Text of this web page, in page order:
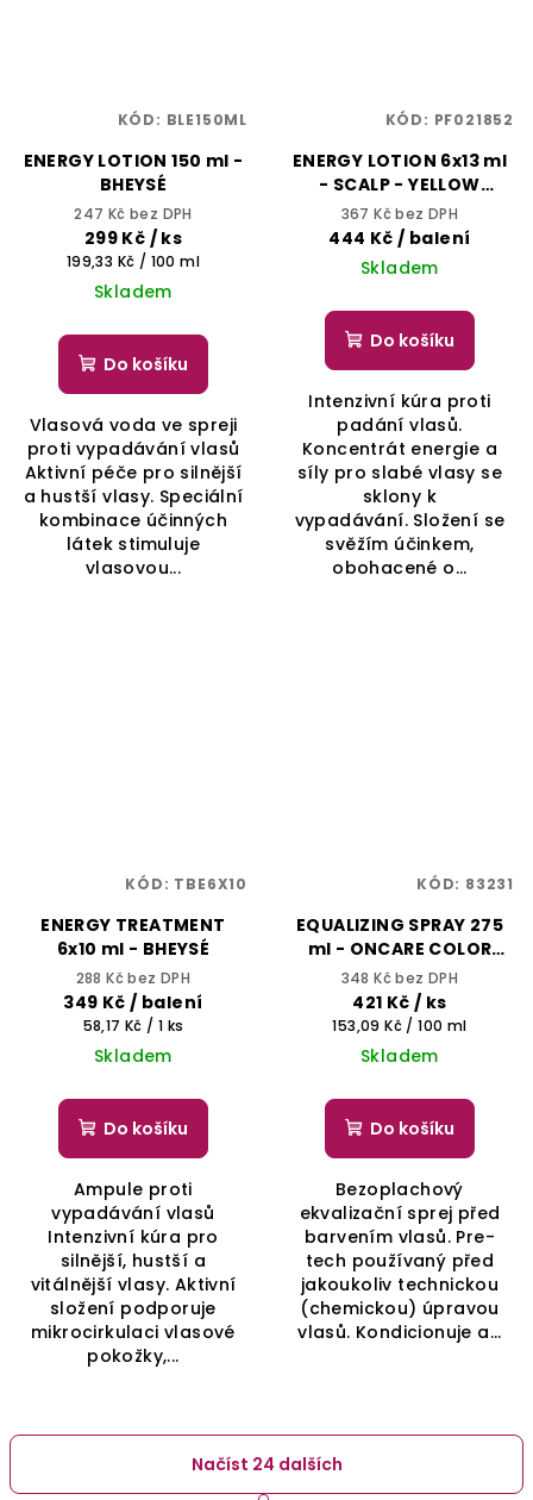
ENERGY LOTION 150 ml -
BHEYSÉ
247 Kč bez DPH
299 Kč / ks
Měrná
cena:
199,33 Kč / 100 ml
Skladem
Do košíku
Vlasová voda ve spreji
proti vypadávání vlasů
Aktivní péče pro silnější
a hustší vlasy. Speciální
kombinace účinných
látek stimuluje
vlasovou...
KÓD: BLE150ML
ENERGY LOTION 6x13 ml
- SCALP - YELLOW
PROFESSIONAL
367 Kč bez DPH
444 Kč / balení
Skladem
Do košíku
Intenzivní kúra proti
padání vlasů.
Koncentrát energie a
síly pro slabé vlasy se
sklony k
vypadávání. Složení se
svěžím účinkem,
obohacené o...
KÓD: PF021852
ENERGY TREATMENT
6x10 ml - BHEYSÉ
288 Kč bez DPH
349 Kč / balení
Měrná
cena:
58,17 Kč / 1 ks
Skladem
Do košíku
Ampule proti
vypadávání vlasů
Intenzivní kúra pro
silnější, hustší a
vitálnější vlasy. Aktivní
složení podporuje
mikrocirkulaci vlasové
pokožky,...
KÓD: TBE6X10
EQUALIZING SPRAY 275
ml - ONCARE COLOR
BLOCK - SELECTIVE
PROFESSIONAL
348 Kč bez DPH
421 Kč / ks
Měrná
cena:
153,09 Kč / 100 ml
Skladem
Do košíku
Bezoplachový
ekvalizační sprej před
barvením vlasů. Pre-
tech používaný před
jakoukoliv technickou
(chemickou) úpravou
vlasů. Kondicionuje a...
KÓD: 83231
Načíst 24 dalších